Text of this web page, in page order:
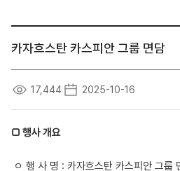
카자흐스탄 카스피안 그룹 면담
17,444 2025-10-16
□ 행사 개요
ㅇ 행 사 명 : 카자흐스탄 카스피안 그룹